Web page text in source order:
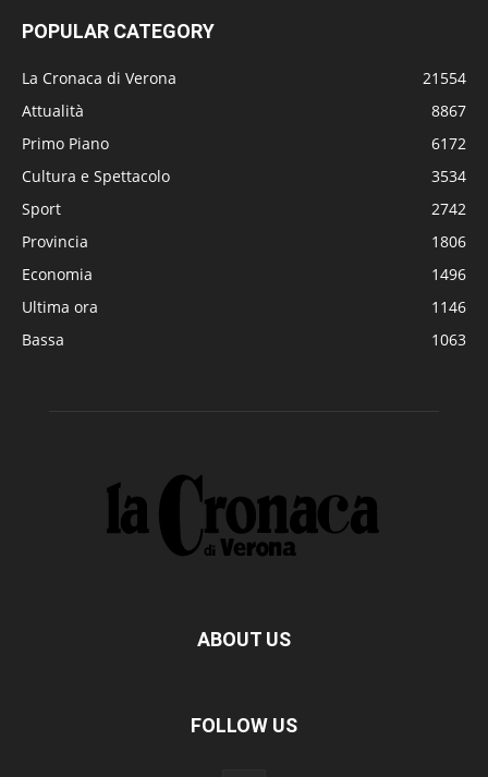
POPULAR CATEGORY
La Cronaca di Verona
21554
Attualità
8867
Primo Piano
6172
Cultura e Spettacolo
3534
Sport
2742
Provincia
1806
Economia
1496
Ultima ora
1146
Bassa
1063
ABOUT US
FOLLOW US